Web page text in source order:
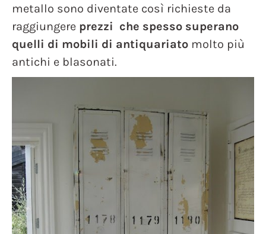
metallo sono diventate così richieste da
raggiungere prezzi che spesso superano
quelli di mobili di antiquariato molto più
antichi e blasonati.